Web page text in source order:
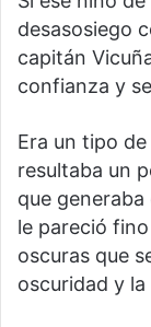
desasosiego
capitán
confianza y
Era un tipo
resultaba un
que
le pareció
oscuras que
oscuridad y